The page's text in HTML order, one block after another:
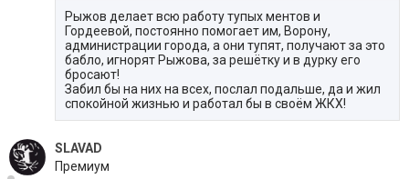
Рыжов делает всю работу тупых ментов и
Гордеевой, постоянно помогает им, Ворону,
администрации города, а они тупят, получают за это
бабло, игнорят Рыжова, за решётку и в дурку его
бросают!
Забил бы на них на всех, послал подальше, да и жил
спокойной жизнью и работал бы в своём ЖКХ!
SLAVAD
Премиум